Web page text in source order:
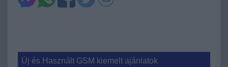
Új és Használt GSM kiemelt ajánlatok